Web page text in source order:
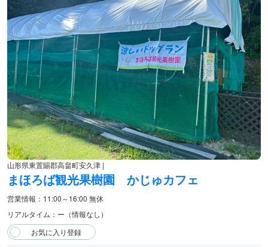
山形県東置賜郡高畠町安久津 |
まほろば観光果樹園 かじゅカフェ
営業情報：11:00～16:00 無休
リアルタイム：ー（情報なし）